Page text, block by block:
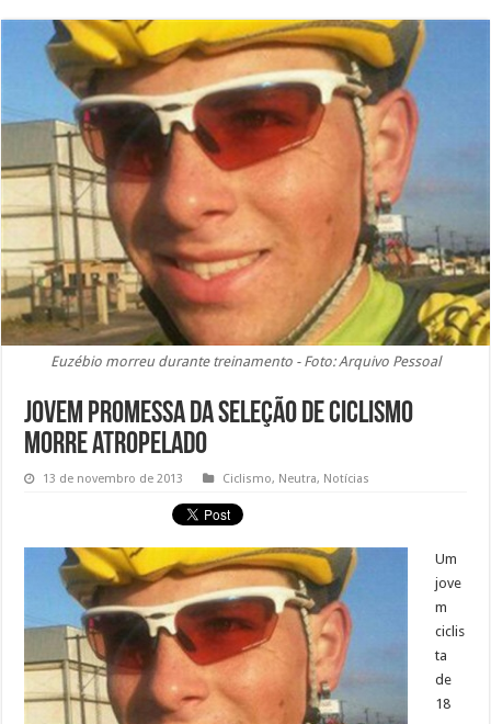
Euzébio morreu durante treinamento - Foto: Arquivo Pessoal
Jovem promessa da Seleção de Ciclismo
morre atropelado
13 de novembro de 2013 Ciclismo, Neutra, Notícias
Um
jove
m
ciclis
ta
de
18